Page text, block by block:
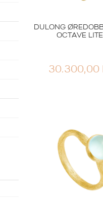
PRIS
VAR:
DULONG
OCTAVE
30.300,00